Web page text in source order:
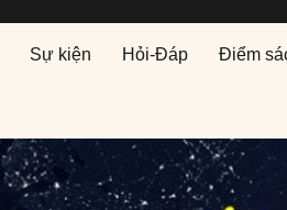
Sự kiện Hỏi-Đáp Điểm